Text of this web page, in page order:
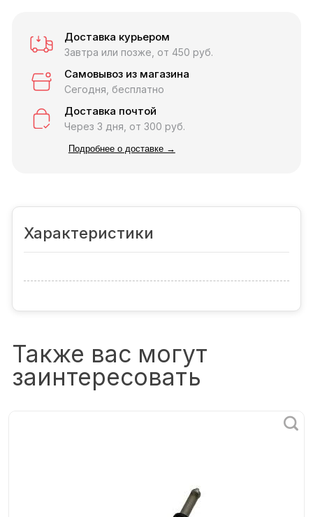
Доставка курьером
Завтра или позже, от 450 руб.
Самовывоз из магазина
Сегодня, бесплатно
Доставка почтой
Через 3 дня, от 300 руб.
Подробнее о доставке →
Характеристики
Также вас могут
заинтересовать